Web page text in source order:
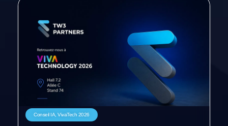
Conseil IA, VivaTech 2026